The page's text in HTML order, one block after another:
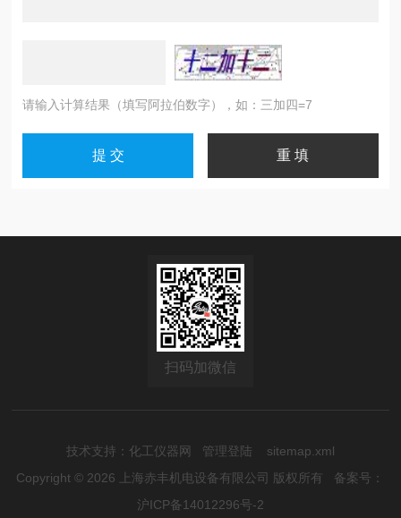
请输入计算结果（填写阿拉伯数字），如：三加四=7
扫码加微信
技术支持： 化工仪器网 管理登陆
sitemap.xml
Copyright © 2026 上海赤丰机电设备有限公司 版权所有 备案号：
沪ICP备14012296号-2